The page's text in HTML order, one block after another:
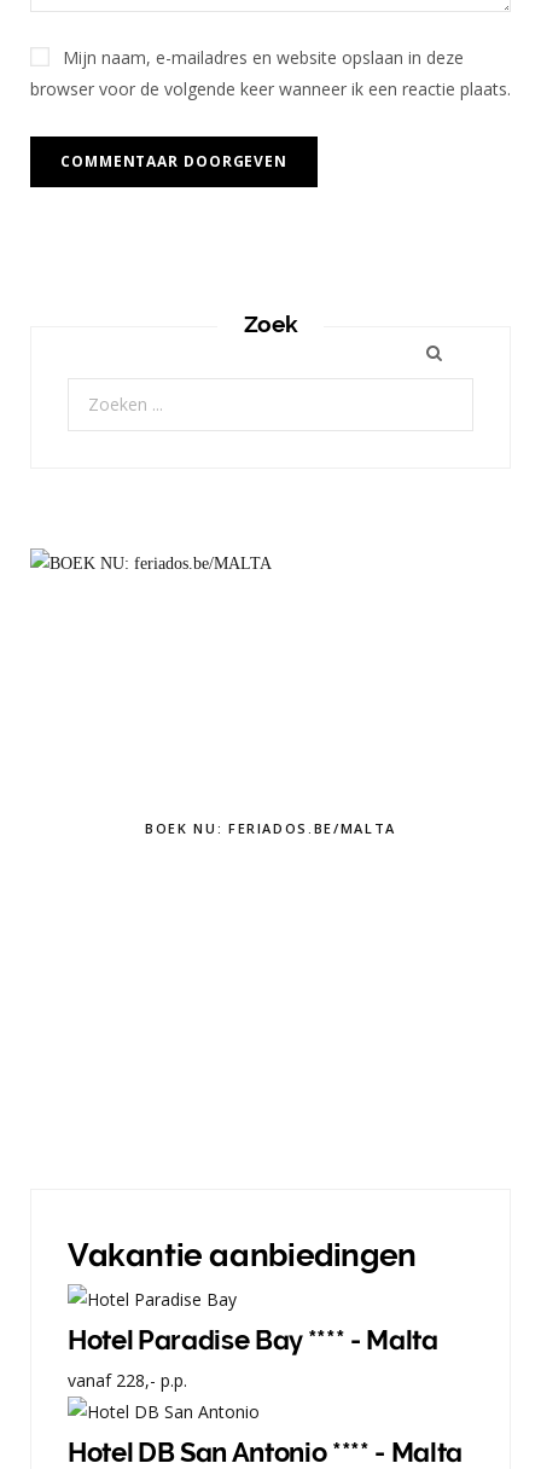
Mijn naam, e-mailadres en website opslaan in deze
browser voor de volgende keer wanneer ik een reactie plaats.
Zoek
Zoeken
BOEK NU: FERIADOS.BE/MALTA
Vakantie aanbiedingen
Hotel Paradise Bay **** - Malta
vanaf 228,- p.p.
Hotel DB San Antonio **** - Malta